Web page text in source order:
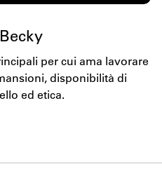
per cui ama lavorare
disponibilità di
ed etica.